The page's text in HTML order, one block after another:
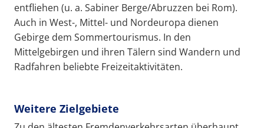
entfliehen (u. a. Sabiner Berge/Abruzzen bei Rom).
Auch in West-, Mittel- und Nordeuropa dienen
Gebirge dem Sommertourismus. In den
Mittelgebirgen und ihren Tälern sind Wandern und
Radfahren beliebte Freizeitaktivitäten.
Weitere Zielgebiete